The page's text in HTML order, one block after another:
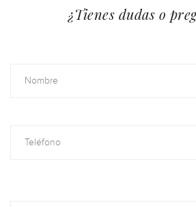
¿Tienes dudas o